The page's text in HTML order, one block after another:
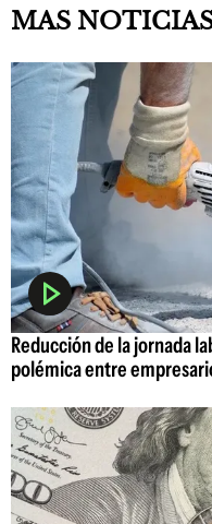
MAS
Reducción de la jornada
polémica entre